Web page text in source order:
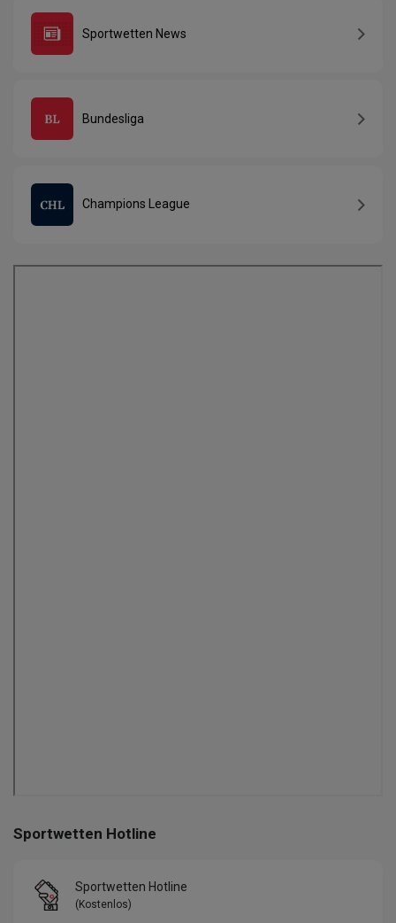
Sportwetten News
Bundesliga
Champions League
Sportwetten Hotline
Sportwetten Hotline
(Kostenlos)